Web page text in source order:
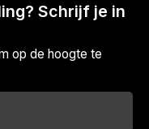
Schrijf je in
op de hoogte te